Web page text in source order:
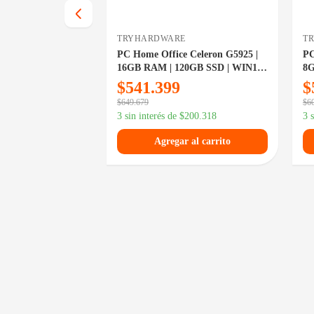
TRYHARDWARE
PC Home Office Celeron G5925 |
16GB RAM | 120GB SSD | WIN11 |
Gama Entrada
$541.399
$649.679
3 sin interés de $200.318
Agregar al carrito
$
$
3